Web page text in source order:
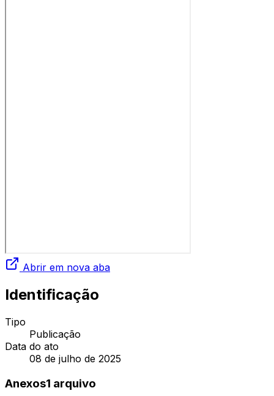
Abrir em nova aba
Identificação
Tipo
Publicação
Data do ato
08 de julho de 2025
Anexos1 arquivo